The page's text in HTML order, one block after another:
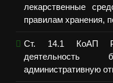
лекарственные
правилам хранения,
Ст. 14.1 КоАП
административную